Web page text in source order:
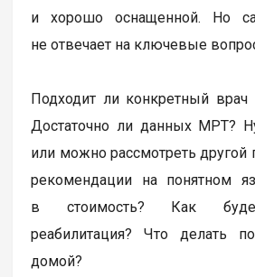
и хорошо оснащенной. Но
не отвечает на ключевые
Подходит ли конкретный врач
Достаточно ли данных МРТ?
или можно рассмотреть другой
рекомендации на понятном
в стоимость? Как будет
реабилитация? Что делать
домой?